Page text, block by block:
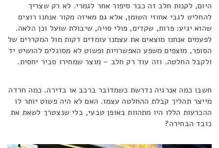
היום, לקנות חלב זה כבר סיפור אחר לגמרי. לא רק שצריך
להחליט לגבי אחוזי השומן, אלא גם מאיזה מקור אנחנו רוצים
שהוא יגיע: פרות, שקדים, פולי סויה, שיבולת שועל וכן הלאה.
לפעמים אנחנו מוצאים את עצמנו עומדים דקות מול המקררים של
הסופר, מוצפים משפע האפשרויות ופשוט לא מסוגלים להושיט יד
ולקבל החלטה. וזה עוד רק חלב – מוצר שמחירו סביר יחסית.
חשבו כמה אנרגיה נדרשת כשמדובר ברכב או בדירה. כמה חרדה
מייצר תהליך קבלת ההחלטה עצמו. האם לא היה פשוט יותר לו
ההכרעות הללו היו מתהוות באופן טבעי, בלי שנצטרך לשאת את
כובד הבחירה?